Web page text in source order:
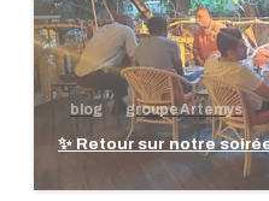
blog groupe Artemys
✨ Retour sur notre